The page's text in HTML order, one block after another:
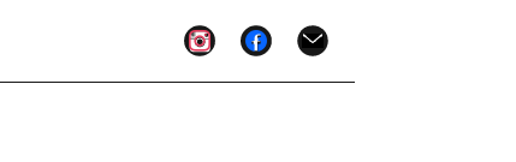
mail
facebook
instagram